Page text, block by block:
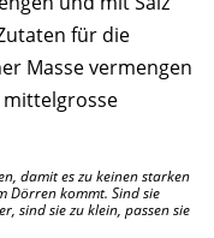
für die
Masse vermengen
damit es zu keinen starken
Dörren kommt. Sind sie
sind sie zu klein, passen sie